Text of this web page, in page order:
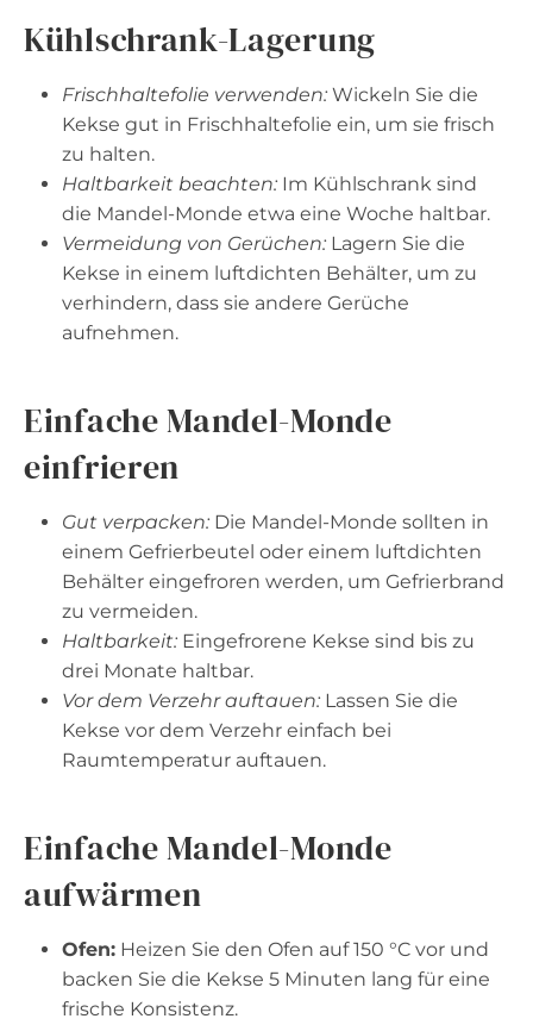
Kühlschrank-Lagerung
Frischhaltefolie verwenden: Wickeln Sie die
Kekse gut in Frischhaltefolie ein, um sie frisch
zu halten.
Haltbarkeit beachten: Im Kühlschrank sind
die Mandel-Monde etwa eine Woche haltbar.
Vermeidung von Gerüchen: Lagern Sie die
Kekse in einem luftdichten Behälter, um zu
verhindern, dass sie andere Gerüche
aufnehmen.
Einfache Mandel-Monde
einfrieren
Gut verpacken: Die Mandel-Monde sollten in
einem Gefrierbeutel oder einem luftdichten
Behälter eingefroren werden, um Gefrierbrand
zu vermeiden.
Haltbarkeit: Eingefrorene Kekse sind bis zu
drei Monate haltbar.
Vor dem Verzehr auftauen: Lassen Sie die
Kekse vor dem Verzehr einfach bei
Raumtemperatur auftauen.
Einfache Mandel-Monde
aufwärmen
Ofen: Heizen Sie den Ofen auf 150 °C vor und
backen Sie die Kekse 5 Minuten lang für eine
frische Konsistenz.